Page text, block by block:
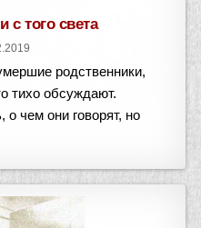
с того света
родственники,
тихо обсуждают.
о чем они говорят, но